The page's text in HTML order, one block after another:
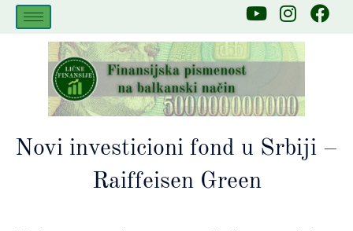
Skip
Y
u
b
I
s
g
a
m
F
k
Novi investicioni fond u Srbiji –
Raiffeisen Green